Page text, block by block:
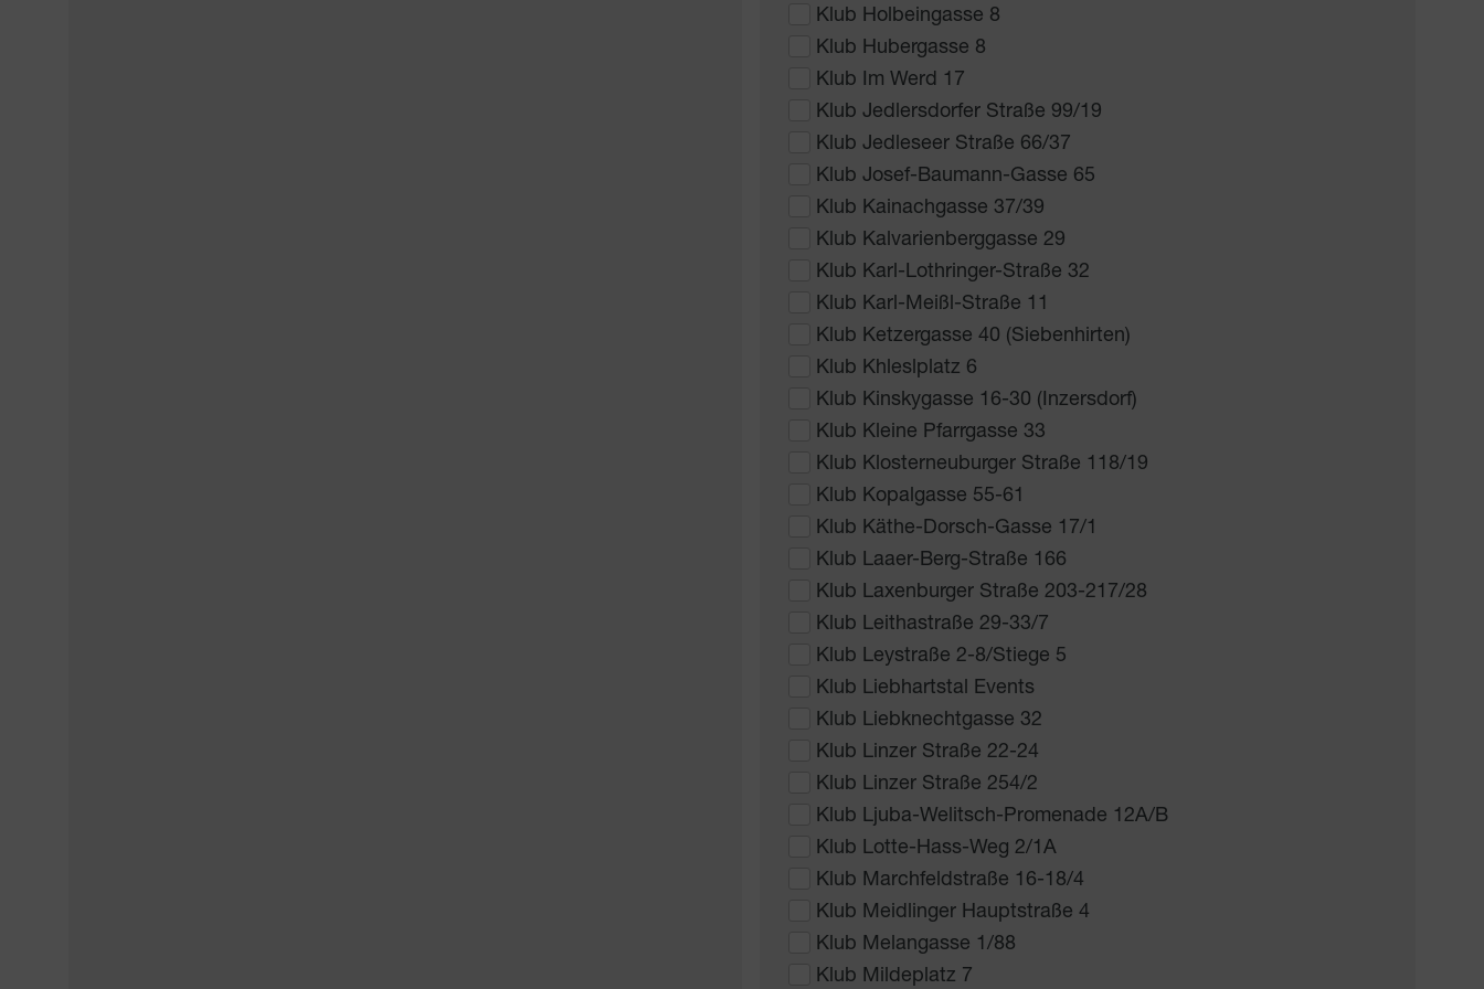
Klub Holbeingasse 8
Klub Hubergasse 8
Klub Im Werd 17
Klub Jedlersdorfer Straße 99/19
Klub Jedleseer Straße 66/37
Klub Josef-Baumann-Gasse 65
Klub Kainachgasse 37/39
Klub Kalvarienberggasse 29
Klub Karl-Lothringer-Straße 32
Klub Karl-Meißl-Straße 11
Klub Ketzergasse 40 (Siebenhirten)
Klub Khleslplatz 6
Klub Kinskygasse 16-30 (Inzersdorf)
Klub Kleine Pfarrgasse 33
Klub Klosterneuburger Straße 118/19
Klub Kopalgasse 55-61
Klub Käthe-Dorsch-Gasse 17/1
Klub Laaer-Berg-Straße 166
Klub Laxenburger Straße 203-217/28
Klub Leithastraße 29-33/7
Klub Leystraße 2-8/Stiege 5
Klub Liebhartstal Events
Klub Liebknechtgasse 32
Klub Linzer Straße 22-24
Klub Linzer Straße 254/2
Klub Ljuba-Welitsch-Promenade 12A/B
Klub Lotte-Hass-Weg 2/1A
Klub Marchfeldstraße 16-18/4
Klub Meidlinger Hauptstraße 4
Klub Melangasse 1/88
Klub Mildeplatz 7